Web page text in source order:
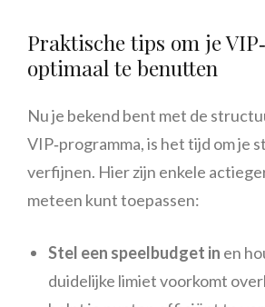
Praktische tips om je
optimaal te benutten
Nu je bekend bent met de
VIP‑programma, is het tijd om je
verfijnen. Hier zijn enkele
meteen kunt toepassen:
Stel een speelbudget in en
duidelijke limiet voorkomt